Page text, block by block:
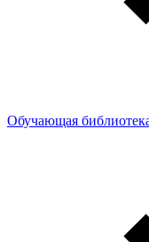
Обучающая